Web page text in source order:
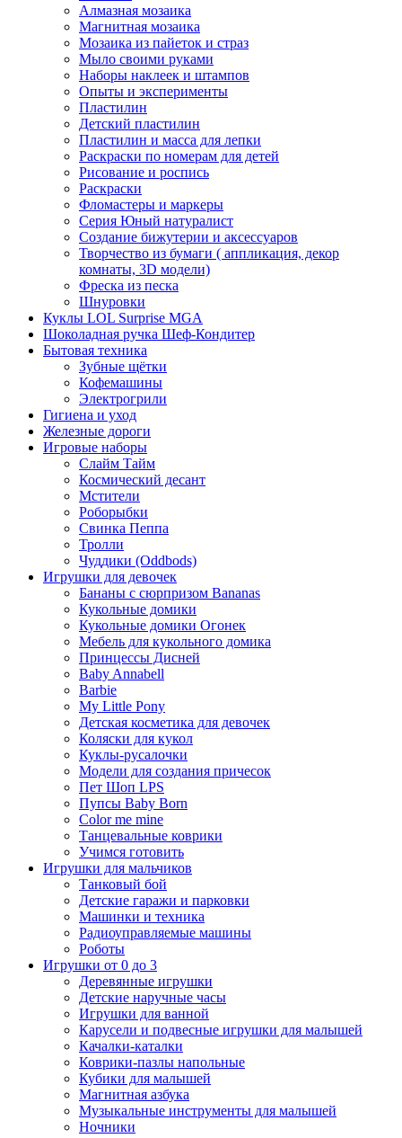
Алмазная мозаика
Магнитная мозаика
Мозаика из пайеток и страз
Мыло своими руками
Наборы наклеек и штампов
Опыты и эксперименты
Пластилин
Детский пластилин
Пластилин и масса для лепки
Раскраски по номерам для детей
Рисование и роспись
Раскраски
Фломастеры и маркеры
Серия Юный натуралист
Создание бижутерии и аксессуаров
Творчество из бумаги ( аппликация, декор
комнаты, 3D модели)
Фреска из песка
Шнуровки
Куклы LOL Surprise MGA
Шоколадная ручка Шеф-Кондитер
Бытовая техника
Зубные щётки
Кофемашины
Электрогрили
Гигиена и уход
Железные дороги
Игровые наборы
Слайм Тайм
Космический десант
Мстители
Роборыбки
Свинка Пеппа
Тролли
Чуддики (Oddbods)
Игрушки для девочек
Бананы с сюрпризом Bananas
Кукольные домики
Кукольные домики Огонек
Мебель для кукольного домика
Принцессы Дисней
Baby Annabell
Barbie
My Little Pony
Детская косметика для девочек
Коляски для кукол
Куклы-русалочки
Модели для создания причесок
Пет Шоп LPS
Пупсы Baby Born
Сolor me mine
Танцевальные коврики
Учимся готовить
Игрушки для мальчиков
Танковый бой
Детские гаражи и парковки
Машинки и техника
Радиоуправляемые машины
Роботы
Игрушки от 0 до 3
Деревянные игрушки
Детские наручные часы
Игрушки для ванной
Карусели и подвесные игрушки для малышей
Качалки-каталки
Коврики-пазлы напольные
Кубики для малышей
Магнитная азбука
Музыкальные инструменты для малышей
Ночники